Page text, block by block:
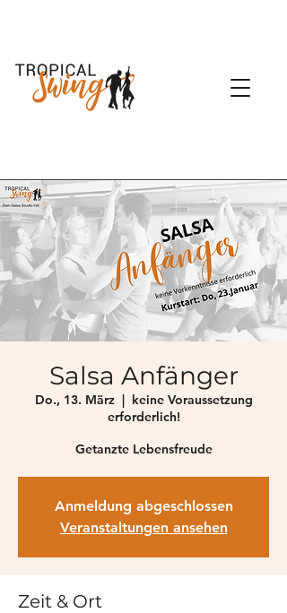
Salsa Anfänger
Do., 13. März
  |
keine Voraussetzung
erforderlich!
Getanzte Lebensfreude
Anmeldung abgeschlossen
Veranstaltungen ansehen
Zeit & Ort